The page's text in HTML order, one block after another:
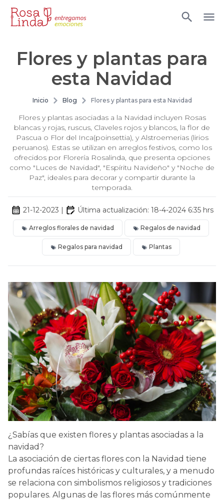
Flores y plantas para
esta Navidad
Inicio Blog Flores y plantas para esta Navidad
Flores y plantas asociadas a la Navidad incluyen Rosas
blancas y rojas, ruscus, Claveles rojos y blancos, la flor de
Pascua o Flor del Inca(poinsettia), y Alstroemerias (lirios
peruanos). Estas se utilizan en arreglos festivos, como los
ofrecidos por Florería Rosalinda, que presenta opciones
como "Luces de Navidad", "Espíritu Navideño" y "Noche de
Paz", ideales para decorar y compartir durante la
temporada.
21-12-2023 | Última actualización: 18-4-2024 6:35hrs
Arreglos florales de navidad Regalos de navidad
Regalos para navidad Plantas
¿Sabías que existen flores y plantas asociadas a la
navidad?
La asociación de ciertas flores con la Navidad tiene
profundas raíces históricas y culturales, y a menudo
se relaciona con simbolismos religiosos y tradiciones
populares. Algunas de las flores más comúnmente